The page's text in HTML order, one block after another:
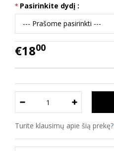
Pasirinkite dydį :
€1800
Turite klausimų apie šią prekę?